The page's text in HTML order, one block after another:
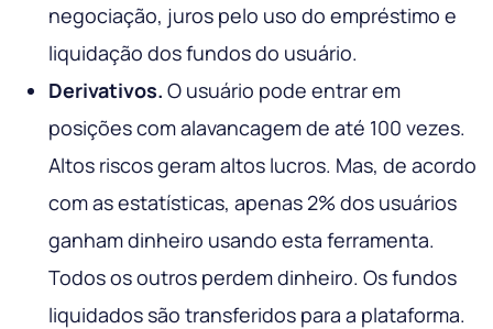
negociação, juros pelo uso do empréstimo e
liquidação dos fundos do usuário.
Derivativos. O usuário pode entrar em
posições com alavancagem de até 100 vezes.
Altos riscos geram altos lucros. Mas, de acordo
com as estatísticas, apenas 2% dos usuários
ganham dinheiro usando esta ferramenta.
Todos os outros perdem dinheiro. Os fundos
liquidados são transferidos para a plataforma.